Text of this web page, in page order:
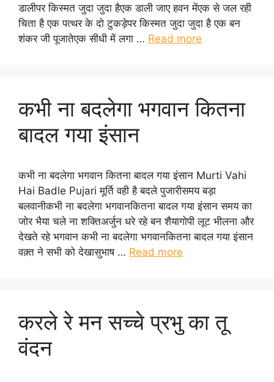
डालीपर किस्मत जुदा जुदा हैएक डाली जाए हवन मेंएक से जल रही
चिता है एक पत्थर के दो टुकड़ेपर किस्मत जुदा जुदा है एक बन
शंकर जी पूजातेएक सीधी में लगा … Read more
कभी ना बदलेगा भगवान कितना
बादल गया इंसान
कभी ना बदलेगा भगवान कितना बादल गया इंसान Murti Vahi
Hai Badle Pujari मूर्ति वही है बदले पुजारीसमय बड़ा
बलवानीकभी ना बदलेगा भगवानकितना बादल गया इंसान समय का
जोर भैया चले ना शक्तिअर्जुन धरे रहे बन शैयागोपी लूट भीलना और
देखते रहे भगवान कभी ना बदलेगा भगवानकितना बादल गया इंसान
वक़्त ने सभी को देखासुभाष … Read more
करले रे मन सच्चे प्रभु का तू
वंदन